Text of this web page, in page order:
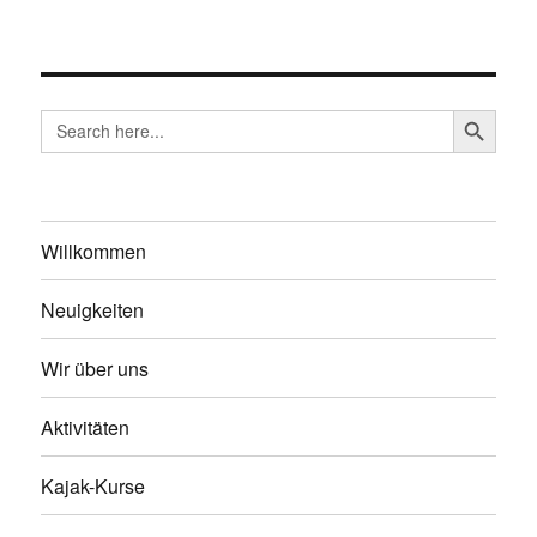
Search
for:
SEARCH
Willkommen
Neuigkeiten
Wir über uns
Aktivitäten
Kajak-Kurse